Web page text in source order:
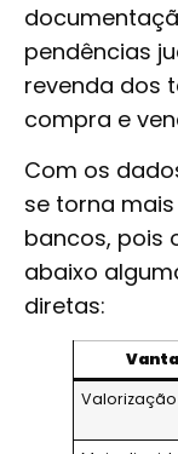
pendências
revenda dos
compra e
Com os
se torna
bancos, pois
abaixo
diretas: